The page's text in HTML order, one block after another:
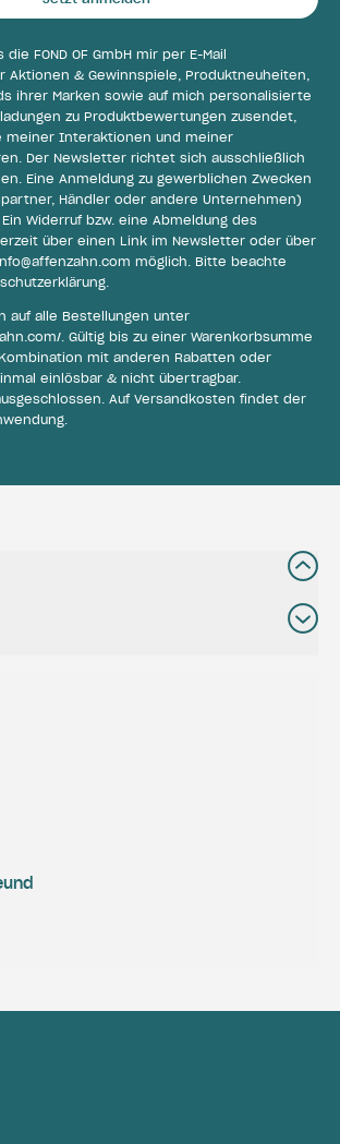
FOND OF GmbH mir per E-Mail
Aktionen & Gewinnspiele, Produktneuheiten,
ihrer Marken sowie auf mich personalisierte
zu Produktbewertungen zusendet,
meiner Interaktionen und meiner
Der Newsletter richtet sich ausschließlich
Eine Anmeldung zu gewerblichen Zwecken
Händler oder andere Unternehmen)
Widerruf bzw. eine Abmeldung des
über einen Link im Newsletter oder über
möglich. Bitte beachte
.
auf alle Bestellungen unter
. Gültig bis zu einer Warenkorbsumme
mit anderen Rabatten oder
einlösbar & nicht übertragbar.
Auf Versandkosten findet der